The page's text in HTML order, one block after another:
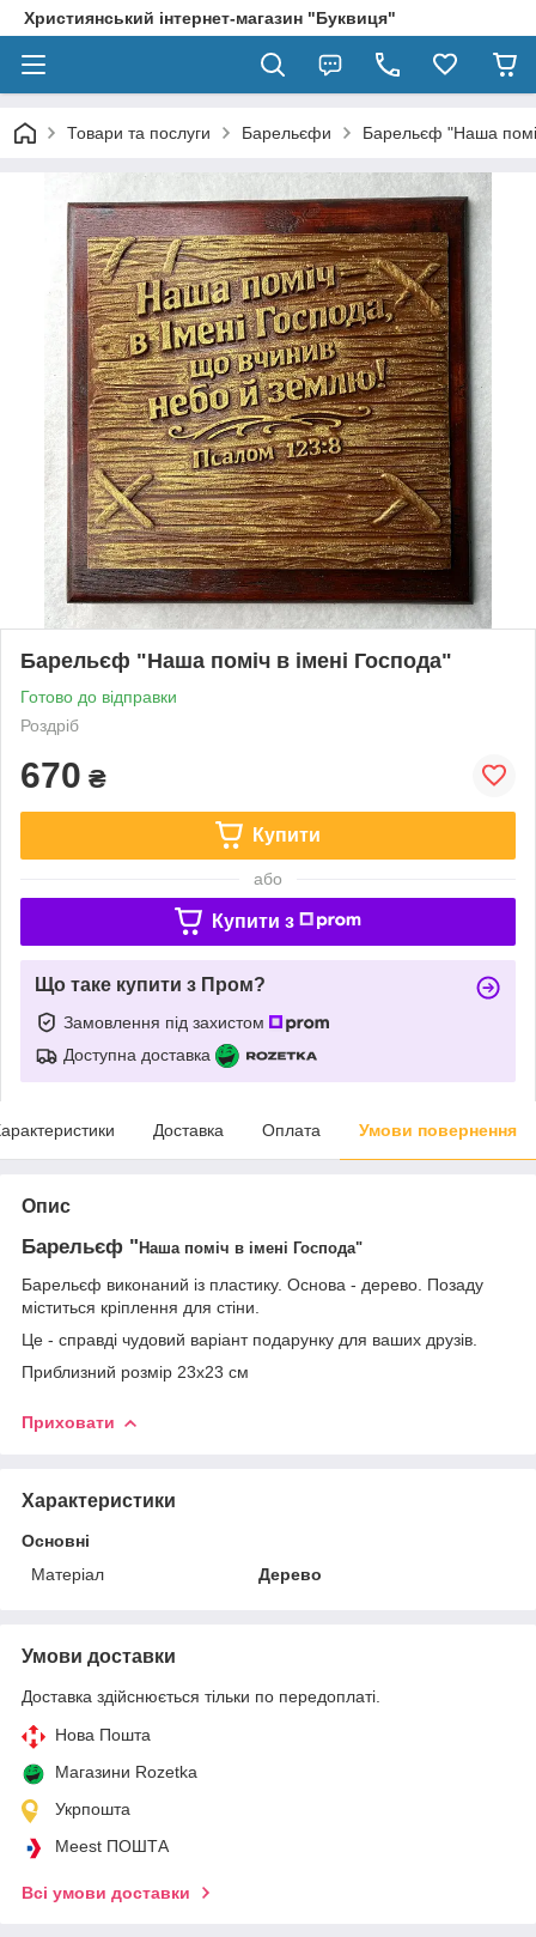
Християнський інтернет-магазин "Буквиця"
Товари та послуги Барельєфи Барельєф "Наша
Барельєф "Наша поміч в імені Господа"
Готово до відправки
Роздріб
670 ₴
Купити
або
Купити з
Що таке купити з Пром?
Замовлення під захистом
Доступна доставка
Доставка Оплата Умови повернення
Опис
Барельєф " Наша поміч в імені Господа"
Барельєф виконаний із пластику. Основа - дерево. Позаду
міститься кріплення для стіни.
Це - справді чудовий варіант подарунку для ваших друзів.
Приблизний розмір 23х23 см
Приховати
Характеристики
Основні
Матеріал
Дерево
Умови доставки
Доставка здійснюється тільки по передоплаті.
Нова Пошта
Магазини Rozetka
Укрпошта
Meest ПОШТА
Всі умови доставки